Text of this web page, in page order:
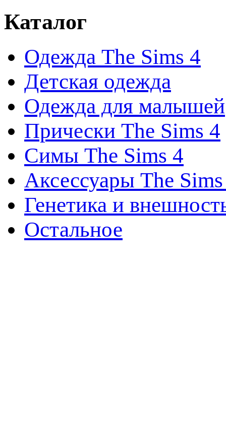
Каталог
Одежда The Sims 4
Детская одежда
Одежда для малышей
Прически The Sims 4
Симы The Sims 4
Аксессуары The
Генетика и
Остальное